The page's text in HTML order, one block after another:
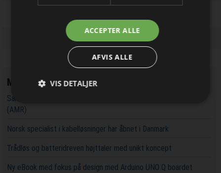
Jeg modtager allerede
nyhedsbrevet
Mest læste
Samarbejde om referenceplatform til en autonom mobil robot
(AMR)
Norsk specialist i kabelløsninger har åbnet i Danmark
Trådløs og batteridreven højttaler med unikt koncept
Ny eBook med fokus på design med Arduino UNO Q boardet
ACCEPTER ALLE
AFVIS ALLE
VIS DETALJER